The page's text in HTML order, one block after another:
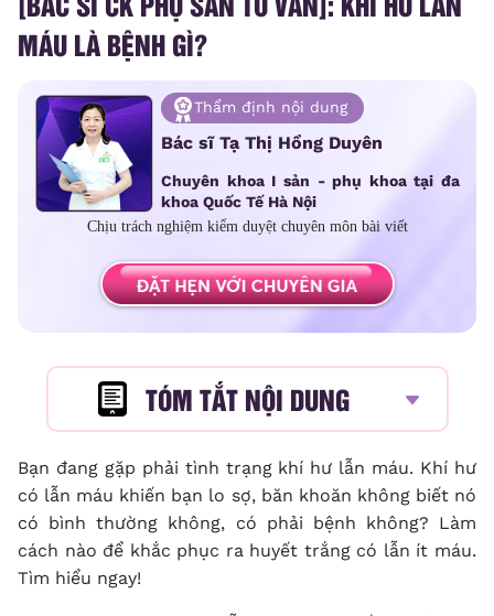
MÁU LÀ BỆNH GÌ?
Thẩm định nội dung
Bác sĩ Tạ Thị Hồng Duyên
Chuyên khoa I sản - phụ khoa tại đa
khoa Quốc Tế Hà Nội
Chịu trách nghiệm kiểm duyệt chuyên môn bài viết
TÓM TẮT NỘI DUNG
Bạn đang gặp phải tình trạng khí hư lẫn máu. Khí hư
có lẫn máu khiến bạn lo sợ, băn khoăn không biết nó
có bình thường không, có phải bệnh không? Làm
cách nào để khắc phục ra huyết trắng có lẫn ít máu.
Tìm hiểu ngay!